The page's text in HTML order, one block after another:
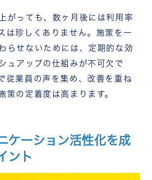
がっても、数ヶ月後には利用率
は珍しくありません。施策を一
らせないためには、定期的な効
ュアップの仕組みが不可欠で
従業員の声を集め、改善を重ね
策の定着度は高まります。
ケーション活性化を成
ント